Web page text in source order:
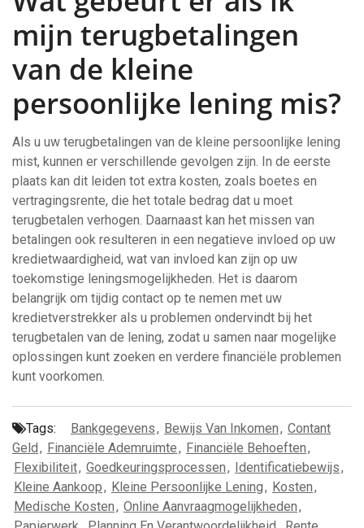
mijn terugbetalingen
van de kleine
persoonlijke lening mis?
Als u uw terugbetalingen van de kleine persoonlijke lening
mist, kunnen er verschillende gevolgen zijn. In de eerste
plaats kan dit leiden tot extra kosten, zoals boetes en
vertragingsrente, die het totale bedrag dat u moet
terugbetalen verhogen. Daarnaast kan het missen van
betalingen ook resulteren in een negatieve invloed op uw
kredietwaardigheid, wat van invloed kan zijn op uw
toekomstige leningsmogelijkheden. Het is daarom
belangrijk om tijdig contact op te nemen met uw
kredietverstrekker als u problemen ondervindt bij het
terugbetalen van de lening, zodat u samen naar mogelijke
oplossingen kunt zoeken en verdere financiële problemen
kunt voorkomen.
Tags: Bankgegevens, Bewijs Van Inkomen, Contant
Geld, Financiële Ademruimte, Financiële Behoeften,
Flexibiliteit, Goedkeuringsprocessen, Identificatiebewijs,
Kleine Aankoop, Kleine Persoonlijke Lening, Kosten,
Medische Kosten, Online Aanvraagmogelijkheden,